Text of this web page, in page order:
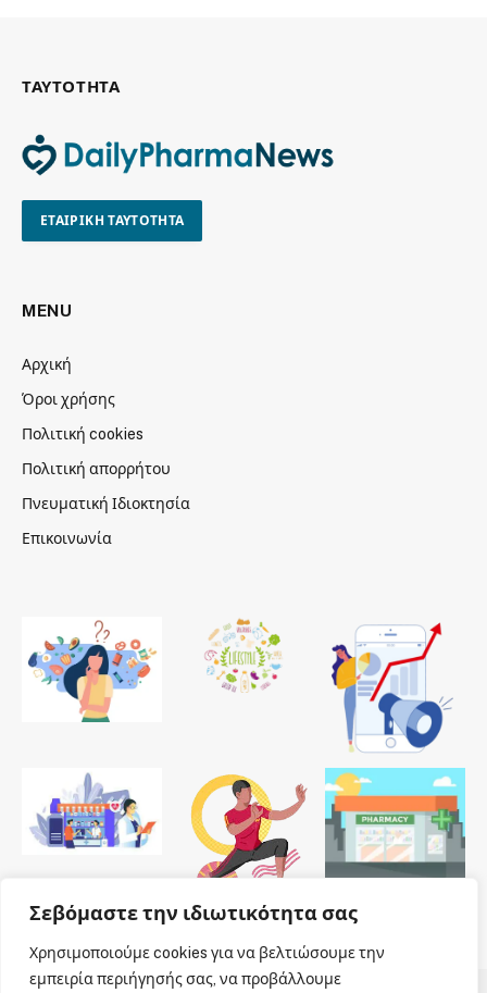
Σεβόμαστε την ιδιωτικότητα σας
Χρησιμοποιούμε cookies για να βελτιώσουμε την
εμπειρία περιήγησής σας, να προβάλλουμε
ΤΑΥΤΟΤΗΤΑ
ΕΤΑΙΡΙΚΗ ΤΑΥΤΟΤΗΤΑ
MENU
Αρχική
Όροι χρήσης
Πολιτική cookies
Πολιτική απορρήτου
Πνευματική Ιδιοκτησία
Επικοινωνία